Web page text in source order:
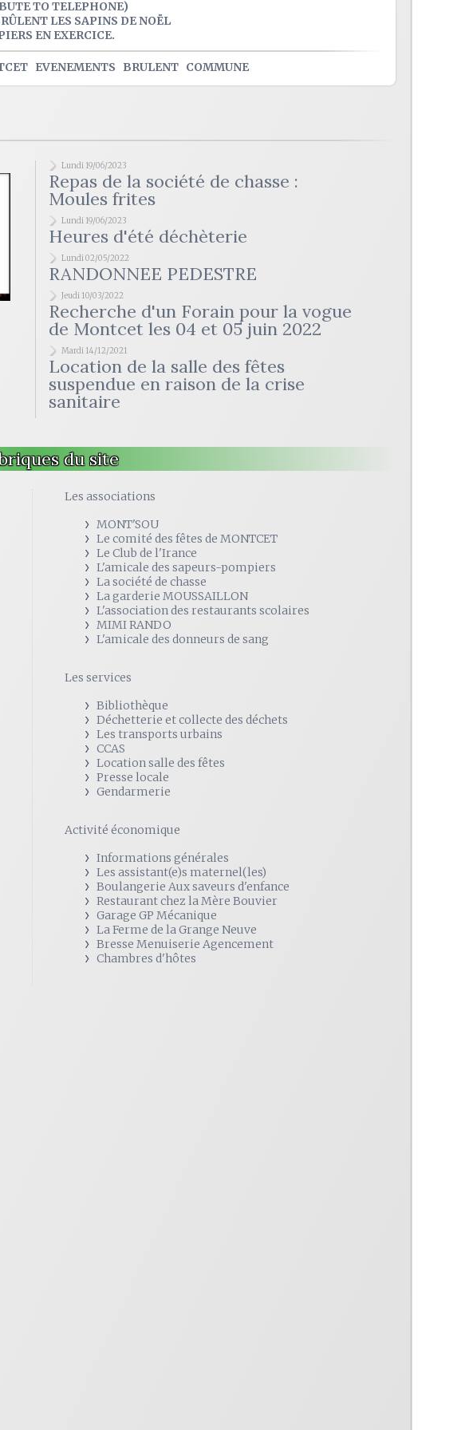
TO TELEPHONE)
LES SAPINS DE NOËL
EN EXERCICE.
EVENEMENTS BRULENT COMMUNE
Lundi 19/06/2023
Repas de la société de chasse :
Moules frites
Lundi 19/06/2023
Heures d'été déchèterie
Lundi 02/05/2022
RANDONNEE PEDESTRE
Jeudi 10/03/2022
Recherche d'un Forain pour la vogue
de Montcet les 04 et 05 juin 2022
Mardi 14/12/2021
Location de la salle des fêtes
suspendue en raison de la crise
sanitaire
du site
Les associations
MONT'SOU
Le comité des fêtes de MONTCET
Le Club de l'Irance
L'amicale des sapeurs-pompiers
La société de chasse
La garderie MOUSSAILLON
L'association des restaurants scolaires
MIMI RANDO
L'amicale des donneurs de sang
Les services
Bibliothèque
Déchetterie et collecte des déchets
Les transports urbains
CCAS
Location salle des fêtes
Presse locale
Gendarmerie
Activité économique
Informations générales
Les assistant(e)s maternel(les)
Boulangerie Aux saveurs d'enfance
Restaurant chez la Mère Bouvier
Garage GP Mécanique
La Ferme de la Grange Neuve
Bresse Menuiserie Agencement
Chambres d'hôtes